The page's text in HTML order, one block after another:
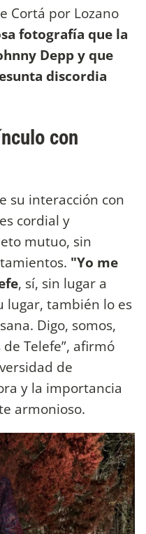
Cortá por Lozano
fotografía que la
Depp y que
discordia
con
su interacción con
cordial y
mutuo, sin
"Yo me
, sí, sin lugar a
lugar, también lo es
Digo, somos,
Telefe”, afirmó
de
y la importancia
armonioso.